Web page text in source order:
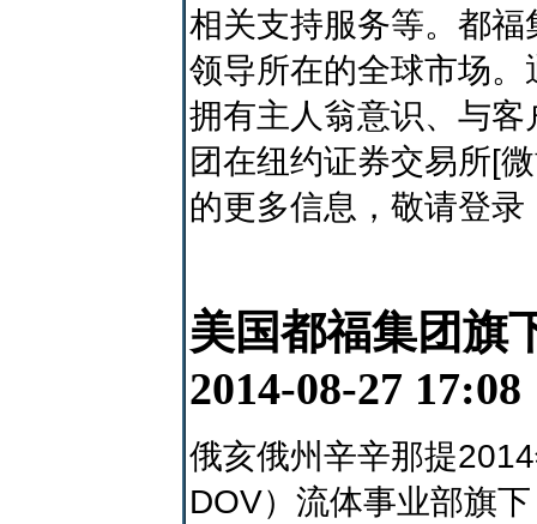
相关支持服务等。都
领导所在的全球市场
拥有主人翁意识、与
团在纽约证券交易所[
的更多信息，敬请登录
美国都福集团旗
2014-08-27 17:08
俄亥俄州辛辛那提
DOV）流体事业部旗